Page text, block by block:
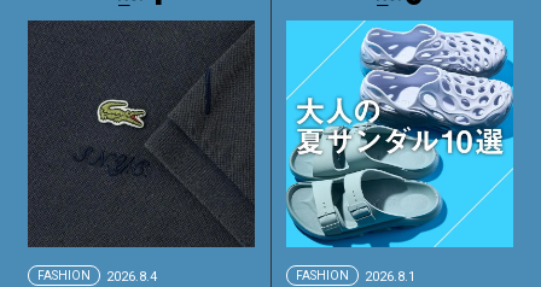
FASHION 2026.8.4 FASHION 2026.8.1